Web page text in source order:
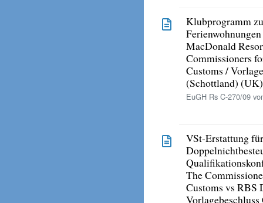
Klubprogramm
MacDonald
Commissioners
Customs /
(Schottland) (UK)
EuGH Rs C-270/09
VSt-Erstattung
The
Customs vs RBS